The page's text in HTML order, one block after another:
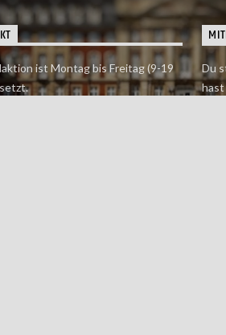
ist Montag bis Freitag (9-19
Du
hast